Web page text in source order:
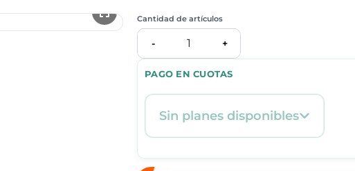
PAGO EN CUOTAS
Sin planes disponibles
Cantidad de artículos
- 1 +